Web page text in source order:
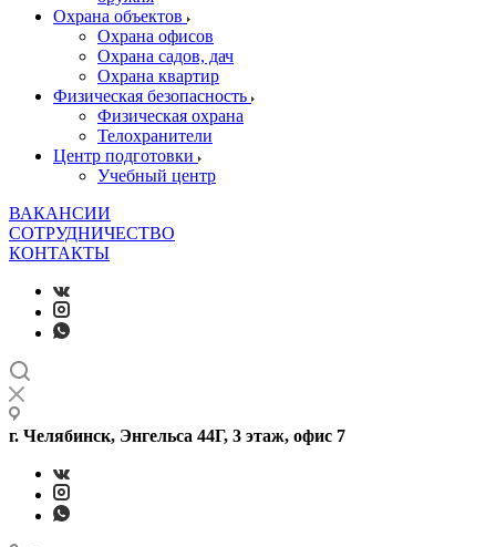
Охрана объектов
Охрана офисов
Охрана садов, дач
Охрана квартир
Физическая безопасность
Физическая охрана
Телохранители
Центр подготовки
Учебный центр
ВАКАНСИИ
СОТРУДНИЧЕСТВО
КОНТАКТЫ
г. Челябинск, Энгельса 44Г, 3 этаж, офис 7